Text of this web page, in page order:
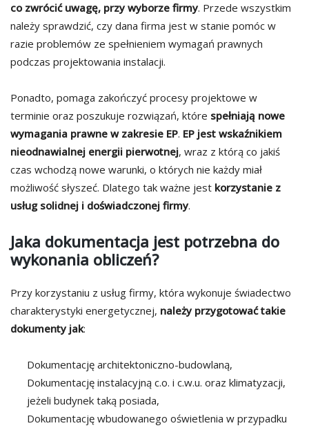
co zwrócić uwagę, przy wyborze firmy. Przede wszystkim
należy sprawdzić, czy dana firma jest w stanie pomóc w
razie problemów ze spełnieniem wymagań prawnych
podczas projektowania instalacji.
Ponadto, pomaga zakończyć procesy projektowe w
terminie oraz poszukuje rozwiązań, które spełniają nowe
wymagania prawne w zakresie EP. EP jest wskaźnikiem
nieodnawialnej energii pierwotnej, wraz z którą co jakiś
czas wchodzą nowe warunki, o których nie każdy miał
możliwość słyszeć. Dlatego tak ważne jest korzystanie z
usług solidnej i doświadczonej firmy.
Jaka dokumentacja jest potrzebna do
wykonania obliczeń?
Przy korzystaniu z usług firmy, która wykonuje świadectwo
charakterystyki energetycznej, należy przygotować takie
dokumenty jak:
Dokumentację architektoniczno-budowlaną,
Dokumentację instalacyjną c.o. i c.w.u. oraz klimatyzacji,
jeżeli budynek taką posiada,
Dokumentację wbudowanego oświetlenia w przypadku